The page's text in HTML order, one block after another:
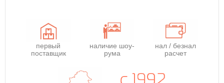
первый
поставщик
наличие шоу-
рума
нал / безнал
расчет